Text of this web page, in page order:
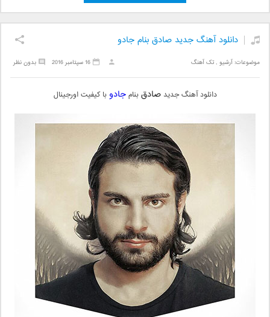
دانلود آهنگ جدید صادق بنام جادو
موضوعات:آرشیو ,تک آهنگ بدون نظر 16 سپتامبر 2016
دانلود آهنگ جدیدصادقبنامجادو با کیفیت اورجینال